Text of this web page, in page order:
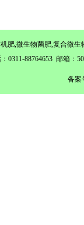
肥,微生物菌肥,复合
0311-88764653 邮箱：
备案